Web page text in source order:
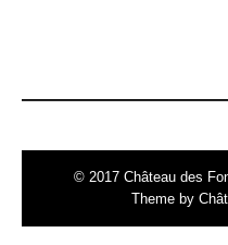
© 2017 Château des
Theme by